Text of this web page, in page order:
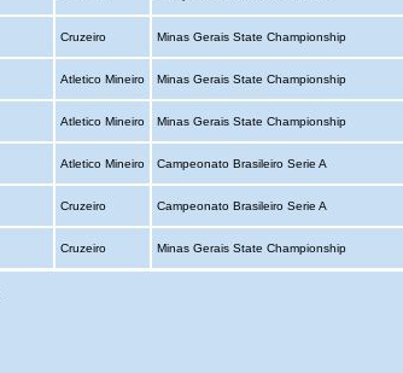
Cruzeiro Minas Gerais State Championship
Atletico Mineiro Minas Gerais State Championship
Atletico Mineiro Minas Gerais State Championship
Atletico Mineiro Campeonato Brasileiro Serie A
Cruzeiro Campeonato Brasileiro Serie A
Cruzeiro Minas Gerais State Championship